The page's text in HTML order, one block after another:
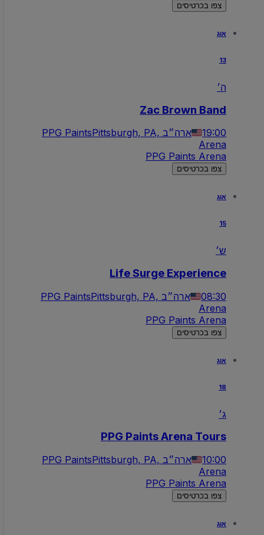
צפו בכרטיסים
אוג
ה׳
Zac Brown Band
19:00 Pittsburgh, PA, ארה״ב
PPG Paints
Arena
PPG Paints Arena
צפו בכרטיסים
אוג
ש׳
Life Surge Experience
08:30 Pittsburgh, PA, ארה״ב
PPG Paints
Arena
PPG Paints Arena
צפו בכרטיסים
אוג
PPG Paints Arena Tours
10:00 Pittsburgh, PA, ארה״ב
PPG Paints
Arena
PPG Paints Arena
צפו בכרטיסים
אוג